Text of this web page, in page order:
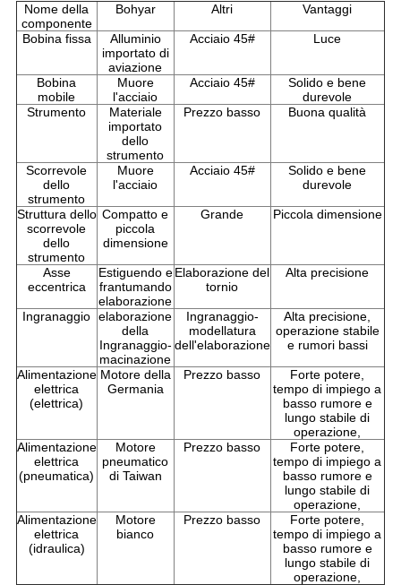
Nome della
componente
Bohyar Altri Vantaggi
Bobina fissa
Alluminio
importato di
aviazione
Acciaio 45# Luce
Bobina
mobile
Muore
l'acciaio
Acciaio 45#
Solido e bene
durevole
Strumento
Materiale
importato
dello
strumento
Prezzo basso Buona qualità
Scorrevole
dello
strumento
Muore
l'acciaio
Acciaio 45#
Solido e bene
durevole
Struttura dello
scorrevole
dello
strumento
Compatto e
piccola
dimensione
Grande Piccola dimensione
Asse
eccentrica
Estiguendo e
frantumando
elaborazione
Elaborazione del
tornio
Alta precisione
Ingranaggio elaborazione
della
Ingranaggio-
macinazione
Ingranaggio-
modellatura
dell'elaborazione
Alta precisione,
operazione stabile
e rumori bassi
Alimentazione
elettrica
(elettrica)
Motore della
Germania
Prezzo basso
Forte potere,
tempo di impiego a
basso rumore e
lungo stabile di
operazione,
Alimentazione
elettrica
(pneumatica)
Motore
pneumatico
di Taiwan
Prezzo basso
Forte potere,
tempo di impiego a
basso rumore e
lungo stabile di
operazione,
Alimentazione
elettrica
(idraulica)
Motore
bianco
Prezzo basso
Forte potere,
tempo di impiego a
basso rumore e
lungo stabile di
operazione,